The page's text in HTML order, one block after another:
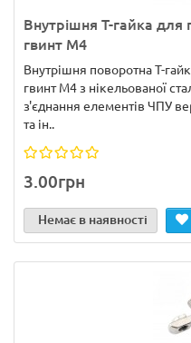
Внутрішня Т-гайка для
гвинт М4
Внутрішня поворотна Т-
гвинт М4 з нікельованої
з'єднання елементів ЧПУ
та ін..
3.00грн
Немає в наявності